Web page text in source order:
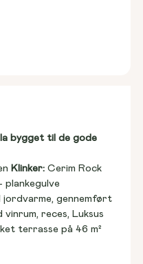
bygget til de gode
Klinker: Cerim Rock
plankegulve
gennemført
vinrum, reces, Luksus
terrasse på 46 m²